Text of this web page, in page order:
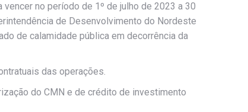
no período de 1º de julho de 2023 a 30
de Desenvolvimento do Nordeste
de calamidade pública em decorrência da
das operações.
do CMN e de crédito de investimento